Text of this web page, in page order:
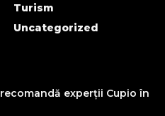
Turism
Uncategorized
experții Cupio în